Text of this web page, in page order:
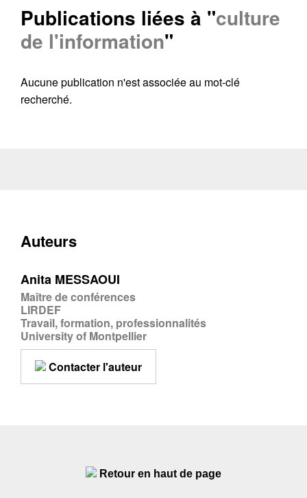
Publications liées à "culture
de l'information"
Aucune publication n'est associée au mot-clé
recherché.
Auteurs
Anita MESSAOUI
Maître de conférences
LIRDEF
Travail, formation, professionnalités
University of Montpellier
Contacter l'auteur
Contacter
Retour en haut de page